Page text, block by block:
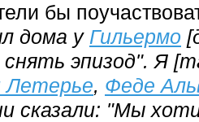
бы
дома у Гильермо
снять эпизод". Я
Летерье, Феде
сказали: "Мы